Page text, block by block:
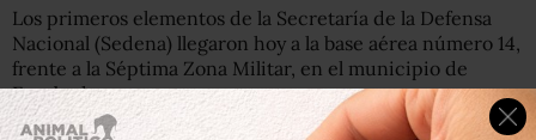
Los primeros elementos de la Secretaría de la Defensa
Nacional (Sedena) llegaron hoy a la base aérea número 14,
frente a la Séptima Zona Militar, en el municipio de
Escobedo.